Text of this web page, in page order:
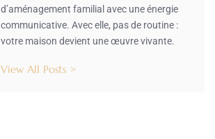
d’aménagement familial avec une énergie
communicative. Avec elle, pas de routine :
votre maison devient une œuvre vivante.
View All Posts >